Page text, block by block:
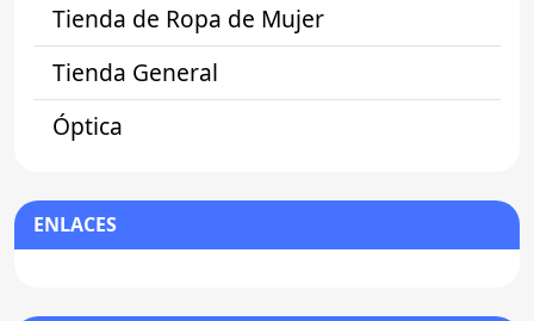
Tienda de Ropa de Mujer
Tienda General
Óptica
ENLACES